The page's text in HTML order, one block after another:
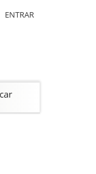
ENTRAR